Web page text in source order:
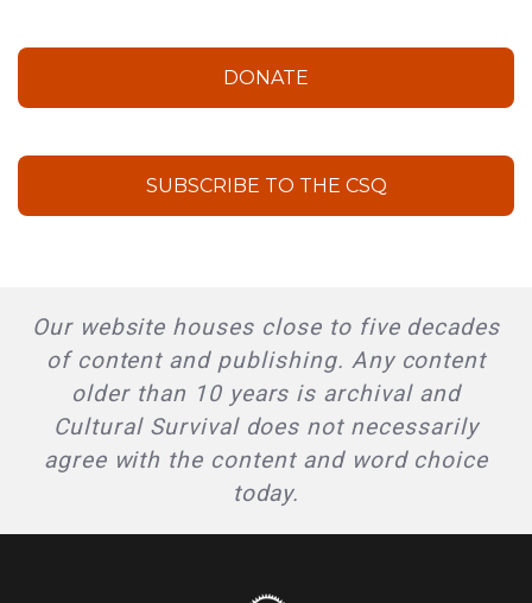
DONATE
SUBSCRIBE TO THE CSQ
Our website houses close to five decades
of content and publishing. Any content
older than 10 years is archival and
Cultural Survival does not necessarily
agree with the content and word choice
today.